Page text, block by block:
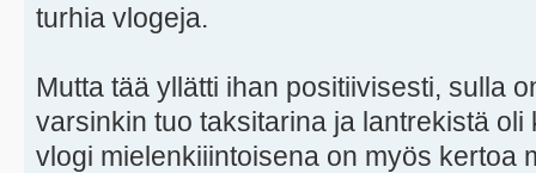
turhia vlogeja.
Mutta tää yllätti ihan positiivisesti, sulla
varsinkin tuo taksitarina ja lantrekistä
vlogi mielenkiiintoisena on myös kertoa